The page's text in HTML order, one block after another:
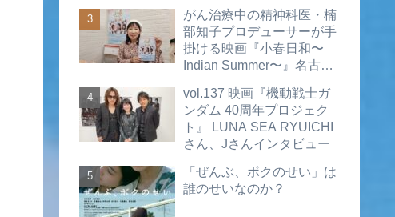
がん治療中の精神科医・楠
部知子プロデューサーが手
掛ける映画『小春日和〜
Indian Summer〜』名古屋
画あり）
vol.137 映画『機動戦士ガ
ンダム 40周年プロジェク
ト』 LUNA SEA RYUICHI
さん、Jさんインタビュー
「ぜんぶ、ボクのせい」は
誰のせいなのか？